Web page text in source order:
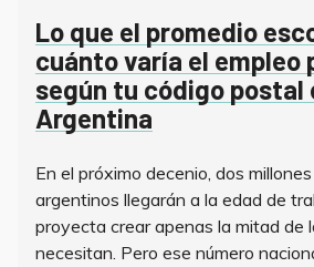
Lo que el promedio
cuánto varía el empleo
según tu código postal
Argentina
En el próximo decenio, dos
argentinos llegarán a la edad de
proyecta crear apenas la mitad de
necesitan. Pero ese número